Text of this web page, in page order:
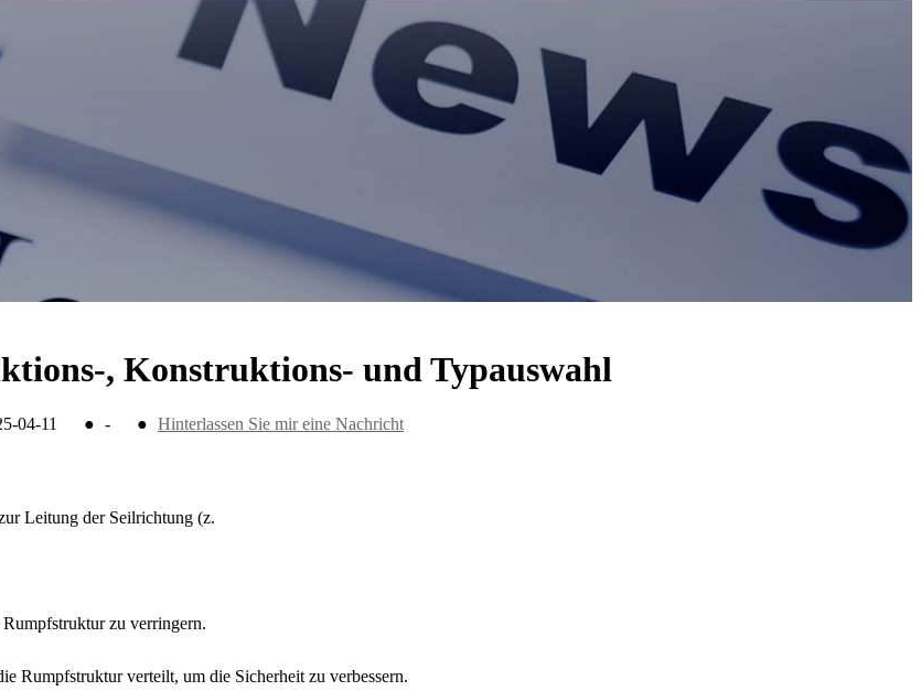
, Konstruktions- und Typauswahl
04-11 ● - ● Hinterlassen Sie mir eine Nachricht
Leitung der Seilrichtung (z.
zu verringern.
Rumpfstruktur verteilt, um die Sicherheit zu verbessern.